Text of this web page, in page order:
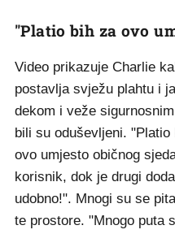
"Platio bih za ovo
Video prikazuje Charlie
postavlja svježu plahtu i
dekom i veže
bili su oduševljeni.
ovo umjesto običnog
korisnik, dok je drugi
udobno!". Mnogi su se
te prostore. "Mnogo puta